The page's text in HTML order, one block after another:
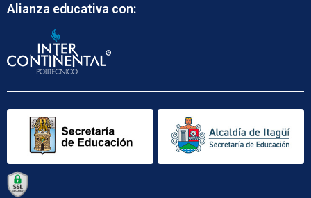
Alianza educativa con: